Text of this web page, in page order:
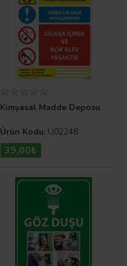
Kimyasal Madde Deposu
Ürün Kodu: U02248
39,00₺